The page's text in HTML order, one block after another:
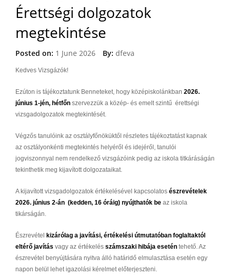
Érettségi dolgozatok
megtekintése
Posted on: 1 June 2026 By: dfeva
Kedves Vizsgázók!
Ezúton is tájékoztatunk Benneteket, hogy középiskolánkban 2026.
június 1-jén, hétfőn szervezzük a közép- és emelt szintű érettségi
vizsgadolgozatok megtekintését.
Végzős tanulóink az osztályfőnöküktől részletes tájékoztatást kapnak
az osztályonkénti megtekintés helyéről és idejéről, tanulói
jogviszonnyal nem rendelkező vizsgázóink pedig az iskola titkáráságán
tekinthetik meg kijavított dolgozataikat.
A kijavított vizsgadolgozatok értékelésével kapcsolatos észrevételek
2026. június 2-án (kedden, 16 óráig) nyújthatók be az iskola
tikárságán.
Észrevétel
kizárólag a javítási, értékelési útmutatóban foglaltaktól
eltérő javítás vagy az értékelés számszaki hibája esetén tehető.Az
észrevétel benyújtására nyitva álló határidő elmulasztása esetén egy
napon belül lehet igazolási kérelmet előterjeszteni.